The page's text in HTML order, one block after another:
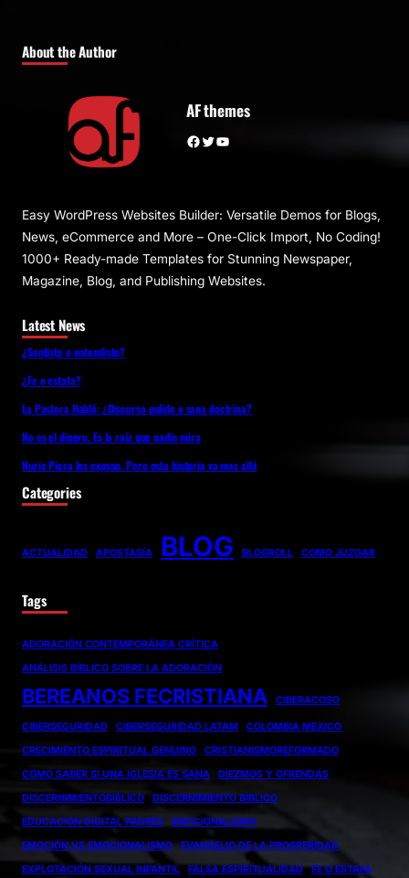
About the Author
AF themes
Facebook Twitter YouTube
Easy WordPress Websites Builder: Versatile Demos for Blogs,
News, eCommerce and More – One-Click Import, No Coding!
1000+ Ready-made Templates for Stunning Newspaper,
Magazine, Blog, and Publishing Websites.
Latest News
¿Sentiste o entendiste?
¿Fe o estafa?
La Pastora Habló: ¿Discurso pulido o sana doctrina?
No es el dinero. Es la raíz que nadie mira
Nuria Piera los expuso. Pero esta historia va mas allá
Categories
ACTUALIDAD APOSTASÍA BLOG BLOGROLL COMO JUZGAR
Tags
ADORACIÓN CONTEMPORÁNEA CRÍTICA
ANÁLISIS BÍBLICO SOBRE LA ADORACIÓN
BEREANOS FECRISTIANA CIBERACOSO
CIBERSEGURIDAD CIBERSEGURIDAD LATAM
COLOMBIA MEXICO
CRECIMIENTO ESPIRITUAL GENUINO
CRISTIANISMOREFORMADO
CÓMO SABER SI UNA IGLESIA ES SANA
DIEZMOS Y OFRENDAS
DISCERNIMIENTOBIBLICO
DISCERNIMIENTO BÍBLICO
EDUCACIÓN DIGITAL PADRES
EMOCIONALISMO
EMOCIÓN VS EMOCIONALISMO
EVANGELIO DE LA PROSPERIDAD
EXPLOTACIÓN SEXUAL INFANTIL
FALSA ESPIRITUALIDAD
FE O ESTAFA